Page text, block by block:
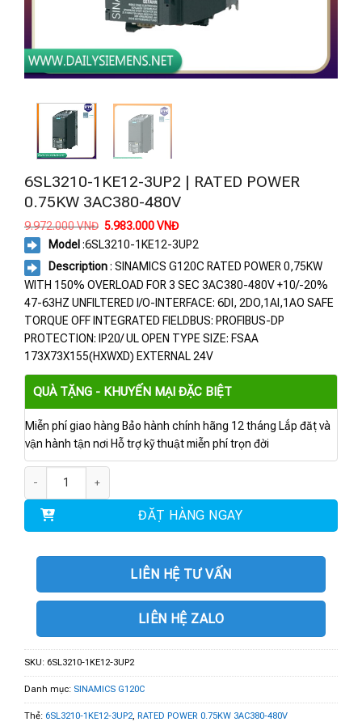
6SL3210-1KE12-3UP2 | RATED POWER
0.75KW 3AC380-480V
9.972.000VNĐ Giá
là:
9.972.000 VNĐ.
5.983.000VNĐGiá
tại
là:
5.983.000 VNĐ.
Model :6SL3210-1KE12-3UP2
Description: SINAMICS G120C RATED POWER 0,75KW
WITH 150% OVERLOAD FOR 3 SEC 3AC380-480V +10/-20%
47-63HZ UNFILTERED I/O-INTERFACE: 6DI, 2DO,1AI,1AO SAFE
TORQUE OFF INTEGRATED FIELDBUS: PROFIBUS-DP
PROTECTION: IP20/ UL OPEN TYPE SIZE: FSAA
173X73X155(HXWXD) EXTERNAL 24V
QUÀ TẶNG - KHUYẾN MẠI ĐẶC BIỆT
Miễn phí giao hàng Bảo hành chính hãng 12 tháng Lắp đặt và
vận hành tận nơi Hỗ trợ kỹ thuật miễn phí trọn đời
ĐẶT HÀNG NGAY
LIÊN HỆ TƯ VẤN
LIÊN HỆ ZALO
SKU: 6SL3210-1KE12-3UP2
Danh mục: SINAMICS G120C
Thẻ: 6SL3210-1KE12-3UP2, RATED POWER 0.75KW 3AC380-480V